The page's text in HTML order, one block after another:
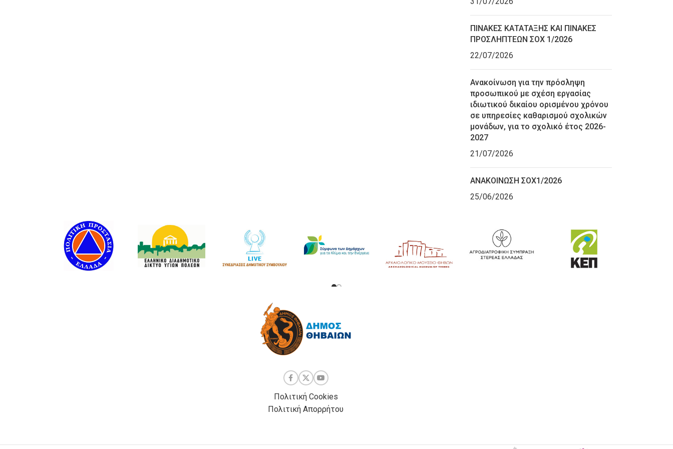
ΠΙΝΑΚΕΣ ΚΑΤΑΤΑΞΗΣ ΚΑΙ ΠΙΝΑΚΕΣ
ΠΡΟΣΛΗΠΤΕΩΝ ΣΟΧ 1/2026
22/07/2026
Ανακοίνωση για την πρόσληψη
προσωπικού με σχέση εργασίας
ιδιωτικού δικαίου ορισμένου χρόνου
σε υπηρεσίες καθαρισμού σχολικών
μονάδων, για το σχολικό έτος 2026-
2027
21/07/2026
ΑΝΑΚΟΙΝΩΣΗ ΣΟΧ1/2026
25/06/2026
Πολιτική Cookies
Πολιτική Απορρήτου